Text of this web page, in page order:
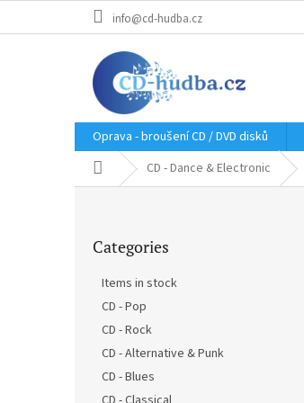
info@cd-hudba.cz
Oprava - broušení CD / DVD disků
Home CD - Dance & Electronic
categories
Categories
Items in stock
CD - Pop
CD - Rock
CD - Alternative & Punk
CD - Blues